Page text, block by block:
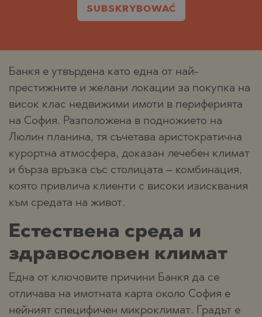
SUBSKRYBOWAĆ
Банкя е утвърдена като една от най-
престижните и желани локации за покупка на
висок клас недвижими имоти в периферията
на София. Разположена в подножието на
Люлин планина, тя съчетава аристократична
курортна атмосфера, доказан лечебен климат
и бърза връзка със столицата – комбинация,
която привлича клиенти с високи изисквания
към средата на живот.
Естествена среда и
здравословен климат
Една от ключовите причини Банкя да се
отличава на имотната карта около София е
нейният специфичен микроклимат. Градът е